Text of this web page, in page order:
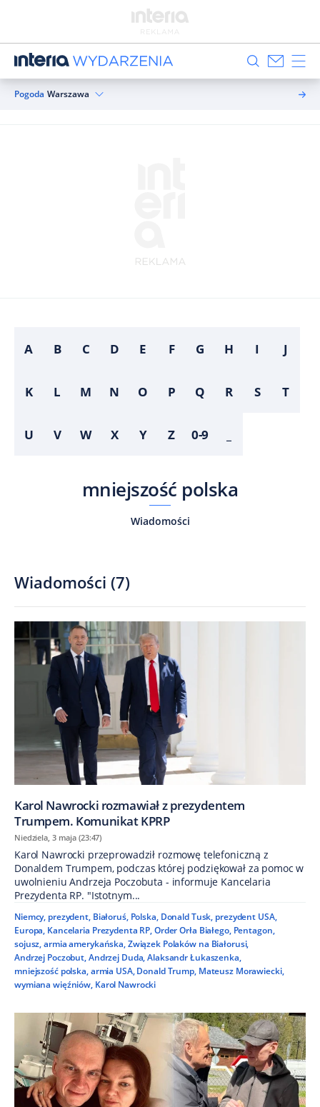
Pogoda Warszawa
A B C D E F G H I J
K L M N O P Q R S T
U V W X Y Z 0-9
mniejszość polska
Wiadomości
Wiadomości (7)
Karol Nawrocki rozmawiał z prezydentem
Trumpem. Komunikat KPRP
Niedziela, 3 maja (23:47)
Karol Nawrocki przeprowadził rozmowę telefoniczną z
Donaldem Trumpem, podczas której podziękował za pomoc w
uwolnieniu Andrzeja Poczobuta - informuje Kancelaria
Prezydenta RP. "Istotnym...
Niemcy, prezydent, Białoruś, Polska, Donald Tusk, prezydent USA,
Europa, Kancelaria Prezydenta RP,Order Orła Białego, Pentagon,
sojusz,armia amerykańska,Związek Polaków na Białorusi,
Andrzej Poczobut,Andrzej Duda,Alaksandr Łukaszenka,
mniejszość polska,armia USA, Donald Trump, Mateusz Morawiecki,
wymiana więźniów, Karol Nawrocki